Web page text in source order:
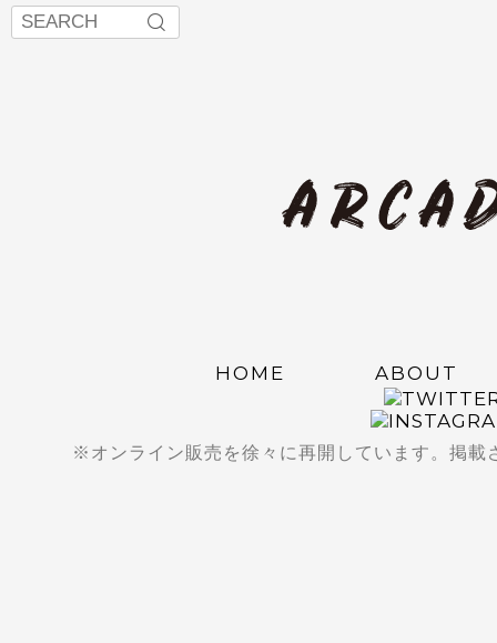
HOME ABOUT
※オンライン販売を徐々に再開しています。掲載